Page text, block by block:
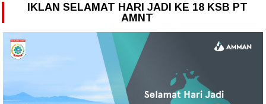
IKLAN SELAMAT HARI JADI KE 18 KSB PT
AMNT